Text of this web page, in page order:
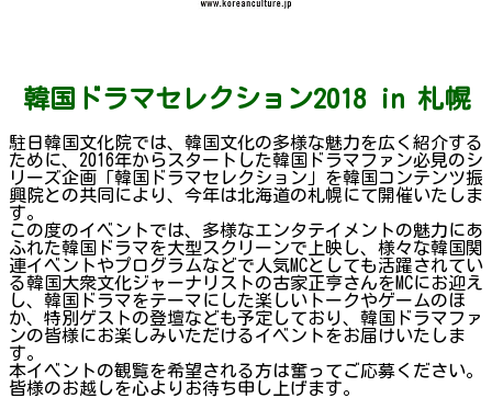
韓国ドラマセレクション2018 in 札幌
駐日韓国文化院では、韓国文化の多様な魅力を広く紹介する
ために、2016年からスタートした韓国ドラマファン必見のシ
リーズ企画「韓国ドラマセレクション」を韓国コンテンツ振
興院との共同により、今年は北海道の札幌にて開催いたしま
す。
この度のイベントでは、多様なエンタテイメントの魅力にあ
ふれた韓国ドラマを大型スクリーンで上映し、様々な韓国関
連イベントやプログラムなどで人気MCとしても活躍されてい
る韓国大衆文化ジャーナリストの古家正亨さんをMCにお迎え
し、韓国ドラマをテーマにした楽しいトークやゲームのほ
か、特別ゲストの登壇なども予定しており、韓国ドラマファ
ンの皆様にお楽しみいただけるイベントをお届けいたしま
す。
本イベントの観覧を希望される方は奮ってご応募ください。
皆様のお越しを心よりお待ち申し上げます。